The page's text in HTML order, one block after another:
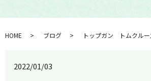
HOME ブログ トップガン トムクルー
2022/01/03